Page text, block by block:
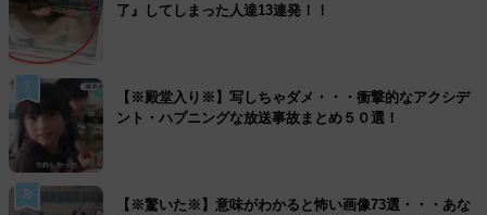
了』してしまった人達13連発！！
7
【※殿堂入り※】写しちゃダメ・・・衝撃的なアクシデ
ント・ハプニングな放送事故まとめ５０選！
8
【※驚いた※】意味がわかると怖い画像73選・・・あな